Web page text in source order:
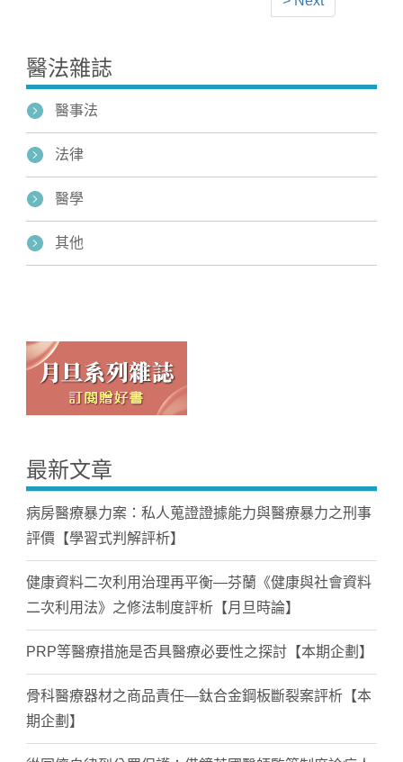
醫法雜誌
醫事法
法律
醫學
其他
最新文章
病房醫療暴力案：私人蒐證證據能力與醫療暴力之刑事
評價【學習式判解評析】
健康資料二次利用治理再平衡—芬蘭《健康與社會資料
二次利用法》之修法制度評析【月旦時論】
PRP等醫療措施是否具醫療必要性之探討【本期企劃】
骨科醫療器材之商品責任—鈦合金鋼板斷裂案評析【本
期企劃】